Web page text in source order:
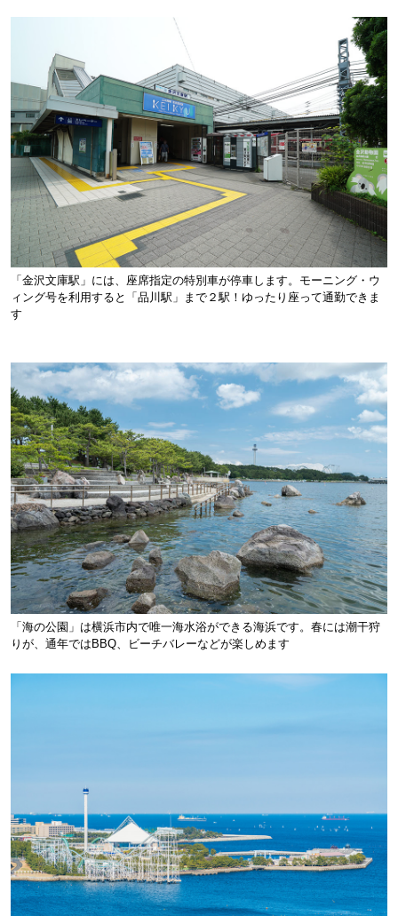
「金沢文庫駅」には、座席指定の特別車が停車します。モーニング・ウ
ィング号を利用すると「品川駅」まで２駅！ゆったり座って通勤できま
す
「海の公園」は横浜市内で唯一海水浴ができる海浜です。春には潮干狩
りが、通年ではBBQ、ビーチバレーなどが楽しめます